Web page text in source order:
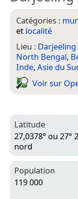
Catégories :
et localité
Lieu :
North Bengal,
Inde, Asie du
Voir sur
Latitude
27,0378° ou 27°
nord
Population
119 000